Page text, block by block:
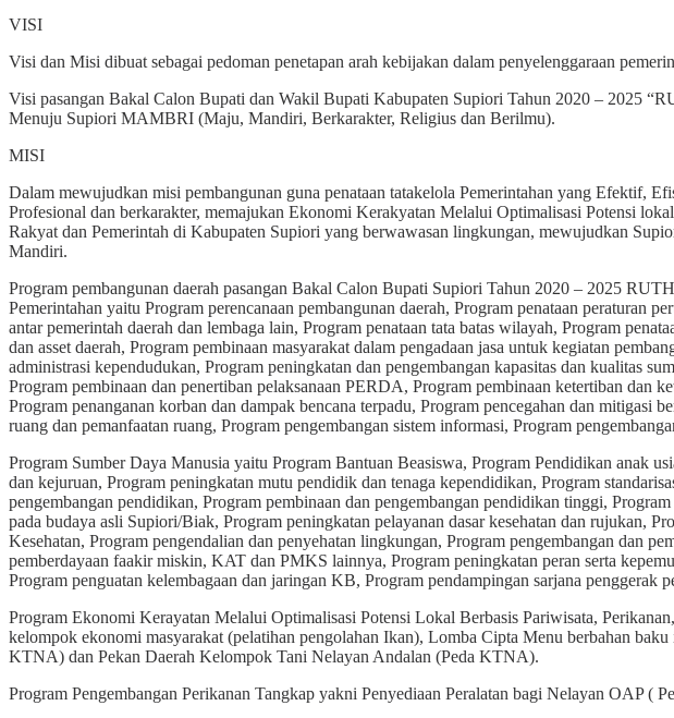
VISI
Visi dan Misi dibuat sebagai pedoman penetapan arah kebijakan dalam penyelenggaraan
Visi pasangan Bakal Calon Bupati dan Wakil Bupati Kabupaten Supiori Tahun 2020 –
Menuju Supiori MAMBRI (Maju, Mandiri, Berkarakter, Religius dan Berilmu).
MISI
Dalam mewujudkan misi pembangunan guna penataan tatakelola Pemerintahan yang Efektif,
Profesional dan berkarakter, memajukan Ekonomi Kerakyatan Melalui Optimalisasi Potensi
Rakyat dan Pemerintah di Kabupaten Supiori yang berwawasan lingkungan, mewujudkan
Mandiri.
Program pembangunan daerah pasangan Bakal Calon Bupati Supiori Tahun 2020 – 2025
Pemerintahan yaitu Program perencanaan pembangunan daerah, Program penataan peraturan
antar pemerintah daerah dan lembaga lain, Program penataan tata batas wilayah, Program
dan asset daerah, Program pembinaan masyarakat dalam pengadaan jasa untuk kegiatan
administrasi kependudukan, Program peningkatan dan pengembangan kapasitas dan kualitas
Program pembinaan dan penertiban pelaksanaan PERDA, Program pembinaan ketertiban dan
Program penanganan korban dan dampak bencana terpadu, Program pencegahan dan mitigasi
ruang dan pemanfaatan ruang, Program pengembangan sistem informasi, Program
Program Sumber Daya Manusia yaitu Program Bantuan Beasiswa, Program Pendidikan anak
dan kejuruan, Program peningkatan mutu pendidik dan tenaga kependidikan, Program
pengembangan pendidikan, Program pembinaan dan pengembangan pendidikan tinggi,
pada budaya asli Supiori/Biak, Program peningkatan pelayanan dasar kesehatan dan rujukan,
Kesehatan, Program pengendalian dan penyehatan lingkungan, Program pengembangan dan
pemberdayaan faakir miskin, KAT dan PMKS lainnya, Program peningkatan peran serta
Program penguatan kelembagaan dan jaringan KB, Program pendampingan sarjana penggerak
Program Ekonomi Kerayatan Melalui Optimalisasi Potensi Lokal Berbasis Pariwisata,
kelompok ekonomi masyarakat (pelatihan pengolahan Ikan), Lomba Cipta Menu berbahan
KTNA) dan Pekan Daerah Kelompok Tani Nelayan Andalan (Peda KTNA).
Program Pengembangan Perikanan Tangkap yakni Penyediaan Peralatan bagi Nelayan OAP (